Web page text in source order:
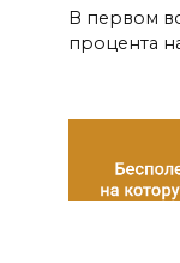
В первом
процента